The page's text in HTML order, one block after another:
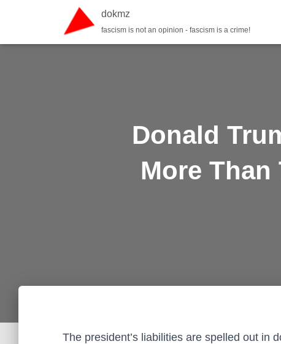
dokmz
fascism is not an opinion - fascism is a crime!
Donald
More Than
The president’s liabilities are spelled out in